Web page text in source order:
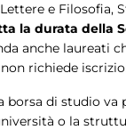
e Filosofia,
la durata della
anche laureati
non richiede
borsa di studio
o la